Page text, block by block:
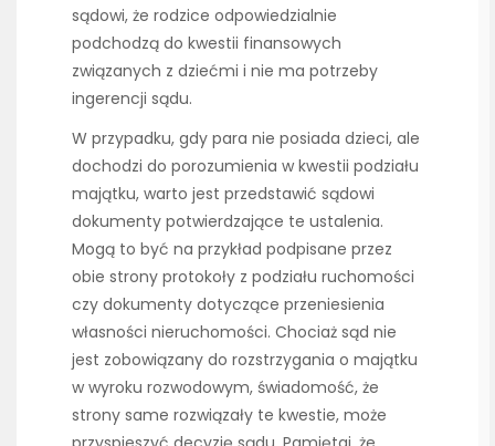
sądowi, że rodzice odpowiedzialnie
podchodzą do kwestii finansowych
związanych z dziećmi i nie ma potrzeby
ingerencji sądu.
W przypadku, gdy para nie posiada dzieci, ale
dochodzi do porozumienia w kwestii podziału
majątku, warto jest przedstawić sądowi
dokumenty potwierdzające te ustalenia.
Mogą to być na przykład podpisane przez
obie strony protokoły z podziału ruchomości
czy dokumenty dotyczące przeniesienia
własności nieruchomości. Chociaż sąd nie
jest zobowiązany do rozstrzygania o majątku
w wyroku rozwodowym, świadomość, że
strony same rozwiązały te kwestie, może